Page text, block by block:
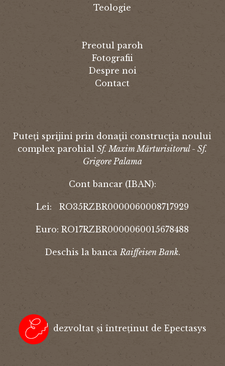
Teologie
Preotul paroh
Fotografii
Despre noi
Contact
Puteți sprijini prin donaţii construcţia noului
complex parohialSf. Maxim Mărturisitorul - Sf.
Grigore Palama
Cont bancar (IBAN):
Lei: RO35RZBR0000060008717929
Euro: RO17RZBR0000060015678488
Deschis la banca Raiffeisen Bank.
dezvoltat și întreținut de Epectasys